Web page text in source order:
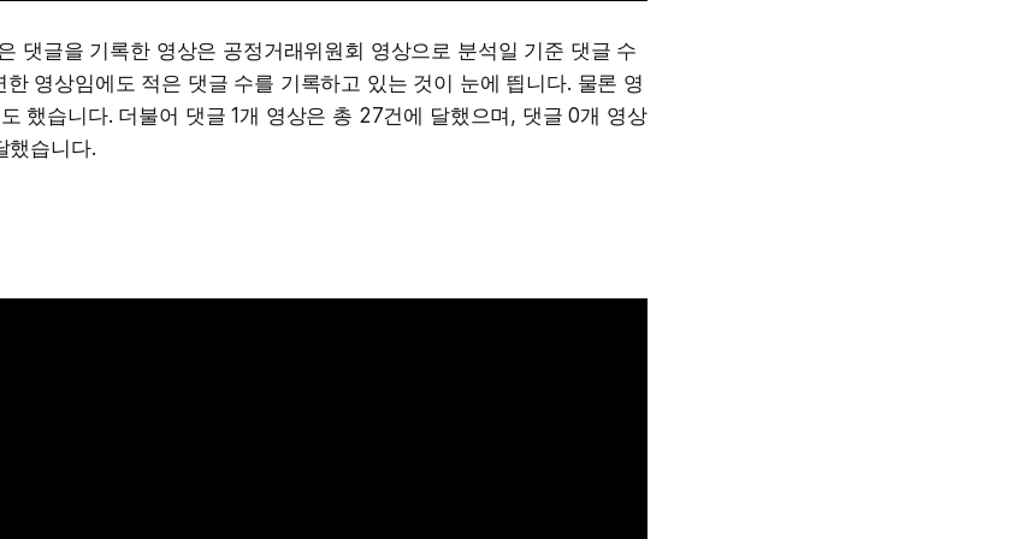
댓글을 기록한 영상은 공정거래위원회 영상으로 분석일 기준 댓글 수
한 영상임에도 적은 댓글 수를 기록하고 있는 것이 눈에 띕니다. 물론 영
했습니다. 더불어 댓글 1개 영상은 총 27건에 달했으며, 댓글 0개 영상
했습니다.